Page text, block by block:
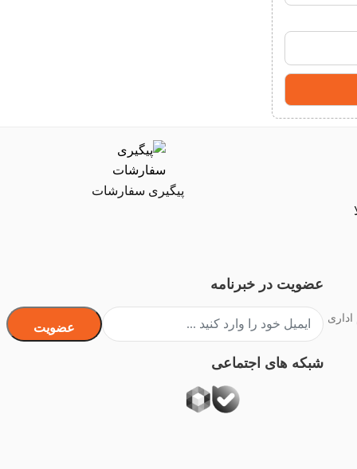
پیگیری سفارشات
عضویت در خبرنامه
عضویت
شبکه های اجتماعی